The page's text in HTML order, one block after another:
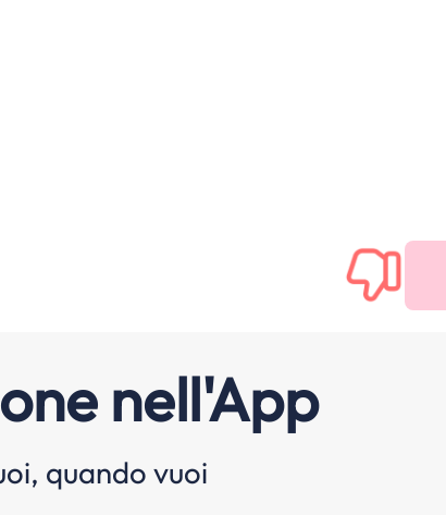
nell'App
quando vuoi